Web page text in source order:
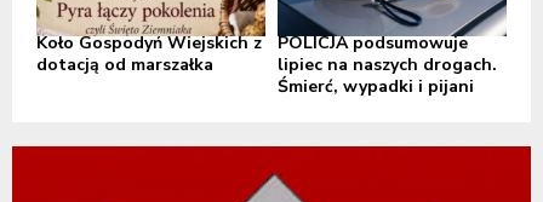
Koło Gospodyń Wiejskich z
dotacją od marszałka
POLICJA podsumowuje
lipiec na naszych drogach.
Śmierć, wypadki i pijani